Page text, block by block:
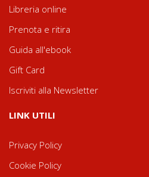
Libreria online
Prenota e ritira
Guida all'ebook
Gift Card
Iscriviti alla Newsletter
LINK UTILI
Privacy Policy
Cookie Policy